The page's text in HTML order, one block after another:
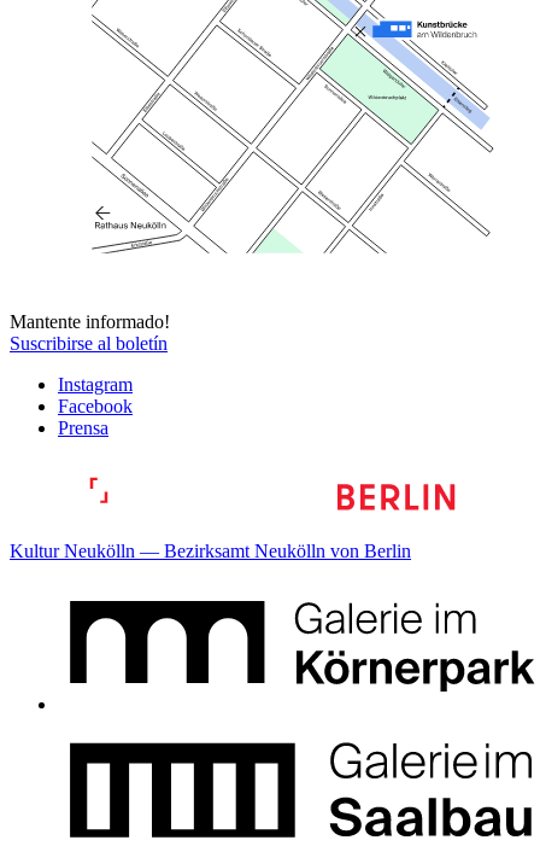
Mantente informado!
Suscribirse al boletín
Instagram
Facebook
Prensa
Kultur Neukölln — Bezirksamt Neukölln von Berlin